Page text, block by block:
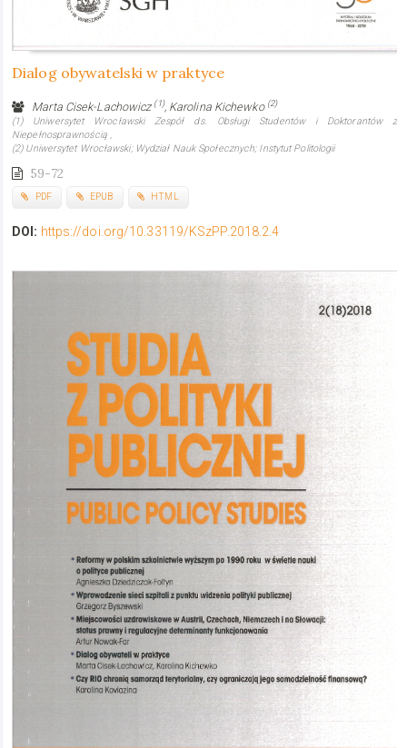
Dialog obywatelski w praktyce
Marta Cisek-Lachowicz (1), Karolina Kichewko (2)
(1) Uniwersytet Wrocławski Zespół ds. Obsługi Studentów i Doktorantów z
Niepełnosprawnością ,
(2) Uniwersytet Wrocławski; Wydział Nauk Społecznych; Instytut Politologii
59-72
PDF EPUB HTML
DOI: https://doi.org/10.33119/KSzPP.2018.2.4